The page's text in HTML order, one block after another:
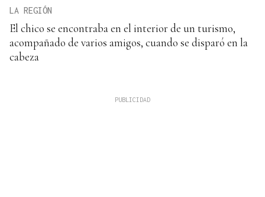
LA REGIÓN
El chico se encontraba en el interior de un turismo,
acompañado de varios amigos, cuando se disparó en la
cabeza